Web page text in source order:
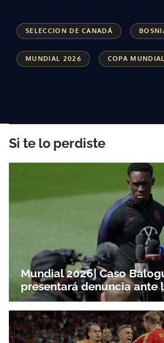
SELECCION DE CANADÁ
MUNDIAL 2026 COPA
Si te lo perdiste
Mundial 2026| Caso
presentará denuncia ante